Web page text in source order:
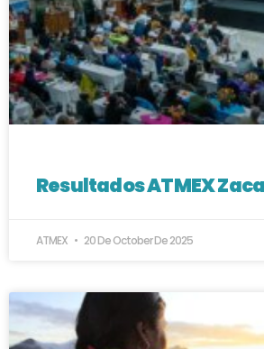
Resultados ATMEX
ATMEX 20 De October De 2025